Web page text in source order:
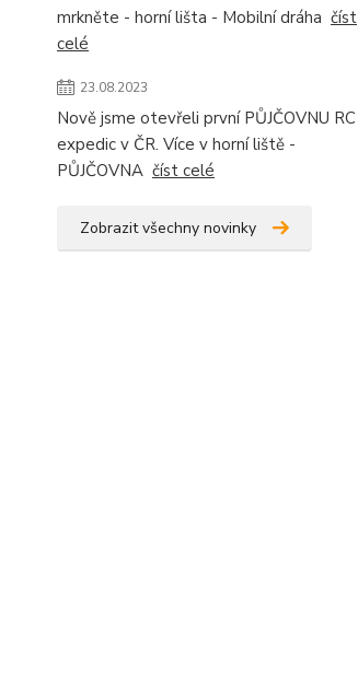
mrkněte - horní lišta - Mobilní dráha číst
celé
23.08.2023
Nově jsme otevřeli první PŮJČOVNU RC
expedic v ČR. Více v horní liště -
PŮJČOVNA číst celé
Zobrazit všechny novinky